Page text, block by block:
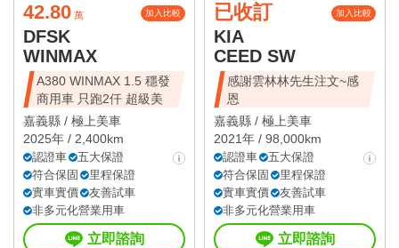
42.80 萬 加入比較
DFSK
WINMAX
A380 WINMAX 1.5 穩發
商用車 只跑2仟 超級美
嘉義縣 / 極上美車
2025年 / 2,400km
認證車
五大保證
符合保固
里程保證
實車實價
友善試車
非多元化營業用車
立即諮詢
已收訂 加入比較
KIA
CEED SW
感謝雲林林先生注文~感
恩
嘉義縣 / 極上美車
2021年 / 98,000km
認證車
五大保證
符合保固
里程保證
實車實價
友善試車
非多元化營業用車
立即諮詢